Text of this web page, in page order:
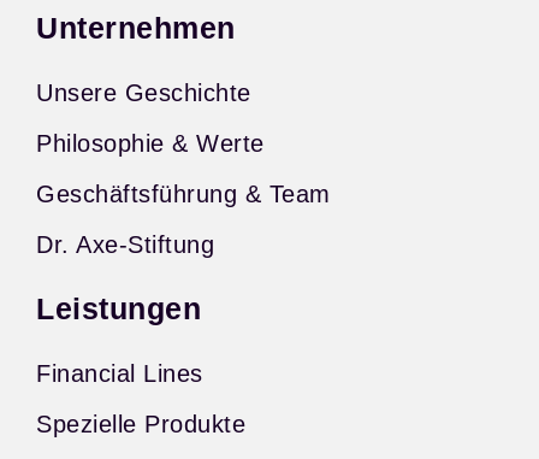
Unternehmen
Unsere Geschichte
Philosophie & Werte
Geschäftsführung & Team
Dr. Axe-Stiftung
Leistungen
Financial Lines
Spezielle Produkte